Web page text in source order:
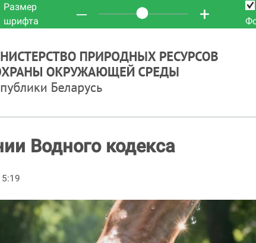
Размер
шрифта
─ +
Водного кодекса